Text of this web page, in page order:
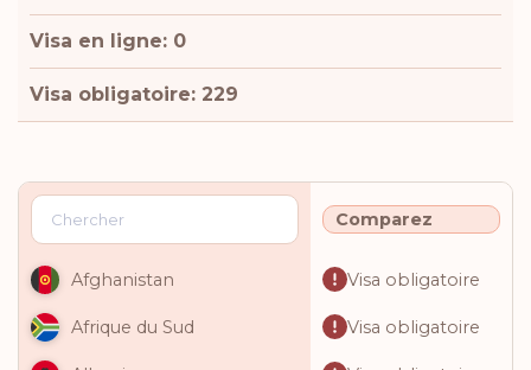
Visa en ligne: 0
Visa obligatoire: 229
Comparez
Afghanistan Visa obligatoire
Afrique du Sud Visa obligatoire